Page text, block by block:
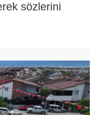
sözlerini